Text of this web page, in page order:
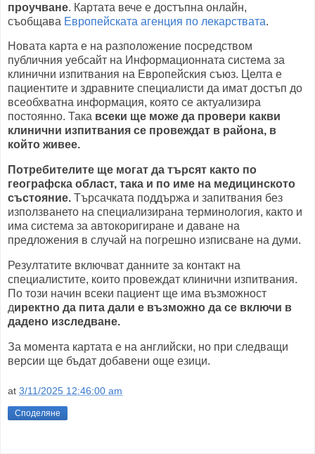
проучване. Картата вече е достъпна онлайн,
съобщава Европейската агенция по лекарствата.
Новата карта е на разположение посредством
публичния уебсайт на Информационната система за
клинични изпитвания на Европейския съюз. Целта е
пациентите и здравните специалисти да имат достъп до
всеобхватна информация, която се актуализира
постоянно. Така всеки ще може да провери какви
клинични изпитвания се провеждат в района, в
който живее.
Потребителите ще могат да търсят както по
географска област, така и по име на медицинското
състояние. Търсачката поддържа и запитвания без
използването на специализирана терминология, както и
има система за автокоригиране и даване на
предложения в случай на погрешно изписване на думи.
Резултатите включват данните за контакт на
специалистите, които провеждат клинични изпитвания.
По този начин всеки пациент ще има възможност
директно да пита дали е възможно да се включи в
дадено изследване.
За момента картата е на английски, но при следващи
версии ще бъдат добавени още езици.
at 3/11/2025 12:46:00 am
Споделяне